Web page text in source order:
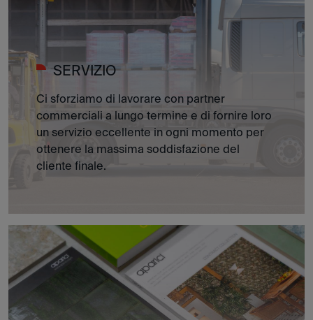
SERVIZIO
Ci sforziamo di lavorare con partner
commerciali a lungo termine e di fornire loro
un servizio eccellente in ogni momento per
ottenere la massima soddisfazione del
cliente finale.